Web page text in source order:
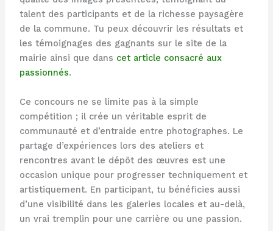
talent des participants et de la richesse paysagère
de la commune. Tu peux découvrir les résultats et
les témoignages des gagnants sur le site de la
mairie ainsi que dans cet article consacré aux
passionnés.
Ce concours ne se limite pas à la simple
compétition ; il crée un véritable esprit de
communauté et d’entraide entre photographes. Le
partage d’expériences lors des ateliers et
rencontres avant le dépôt des œuvres est une
occasion unique pour progresser techniquement et
artistiquement. En participant, tu bénéficies aussi
d’une visibilité dans les galeries locales et au-delà,
un vrai tremplin pour une carrière ou une passion.